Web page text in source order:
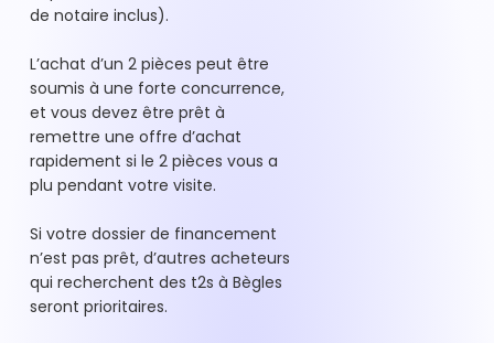
de notaire inclus).
L’achat d’un 2 pièces peut être
soumis à une forte concurrence,
et vous devez être prêt à
remettre une offre d’achat
rapidement si le 2 pièces vous a
plu pendant votre visite.
Si votre dossier de financement
n’est pas prêt, d’autres acheteurs
qui recherchent des t2s à Bègles
seront prioritaires.